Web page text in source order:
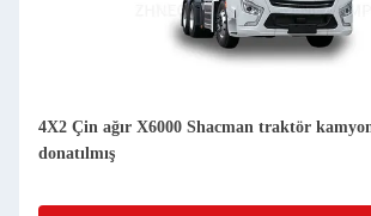
4X2 Çin ağır X6000 Shacman traktör
donatılmış